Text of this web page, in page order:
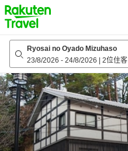
to
top
page
Ryosai no Oyado Mizuhaso
23/8/2026 - 24/8/2026 2位住客